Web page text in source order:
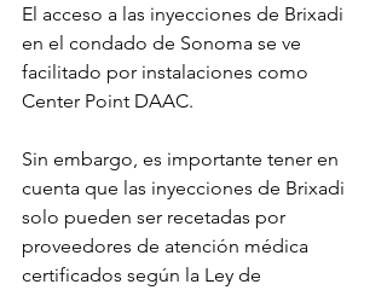
El acceso a las inyecciones de Brixadi
en el condado de Sonoma se ve
facilitado por instalaciones como
Center Point DAAC.
Sin embargo, es importante tener en
cuenta que las inyecciones de Brixadi
solo pueden ser recetadas por
proveedores de atención médica
certificados según la Ley de